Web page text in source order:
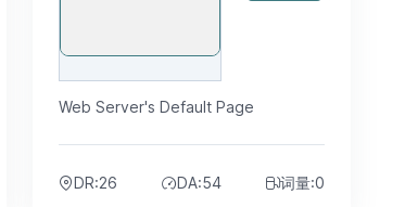
Web Server's Default Page
DR:26 DA:54 词量:0